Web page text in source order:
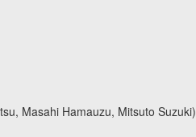
Masahi Hamauzu, Mitsuto Suzuki)